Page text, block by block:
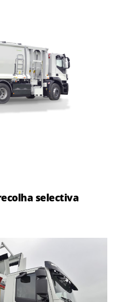
selectiva